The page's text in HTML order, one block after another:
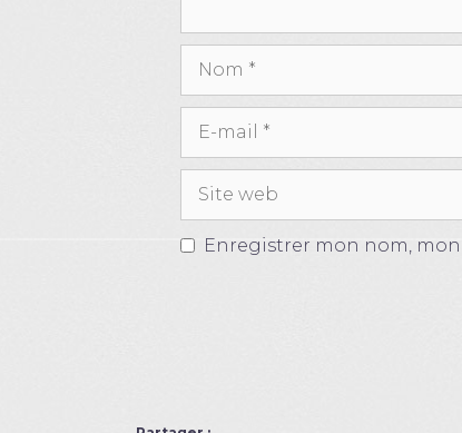
Site
Enregistrer mon nom,